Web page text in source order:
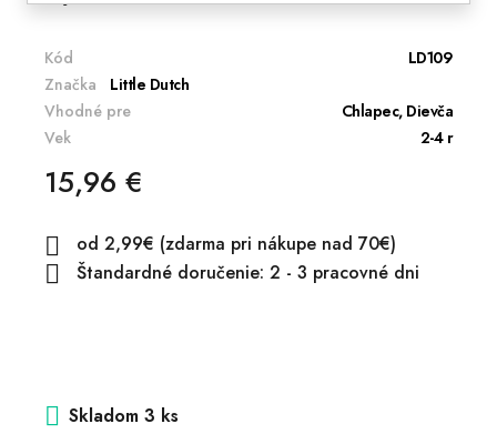
Kód
LD109
Značka
Little Dutch
Vhodné pre
Chlapec, Dievča
Vek
2-4 r
15,96 €
 od 2,99€ (zdarma pri nákupe nad 70€)
 Štandardné doručenie: 2 - 3 pracovné dni
Skladom 3 ks